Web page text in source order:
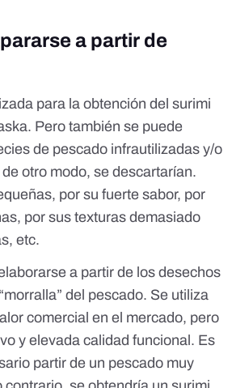
a partir de
para la obtención del surimi
Pero también se puede
de pescado infrautilizadas y/o
otro modo, se descartarían.
por su fuerte sabor, por
por sus texturas demasiado
etc.
a partir de los desechos
del pescado. Se utiliza
comercial en el mercado, pero
y elevada calidad funcional. Es
partir de un pescado muy